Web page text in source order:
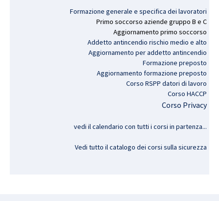
Formazione generale e specifica dei lavoratori
Primo soccorso aziende gruppo B e C
Aggiornamento primo soccorso
Addetto antincendio rischio medio e alto
Aggiornamento per addetto antincendio
Formazione preposto
Aggiornamento formazione preposto
Corso RSPP datori di lavoro
Corso HACCP
Corso Privacy
vedi il calendario con tutti i corsi in partenza...
Vedi tutto il catalogo dei corsi sulla sicurezza